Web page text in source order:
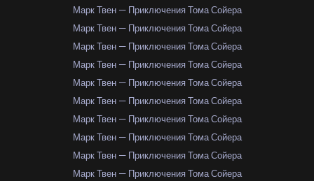
Марк Твен — Приключения Тома Сойера
Марк Твен — Приключения Тома Сойера
Марк Твен — Приключения Тома Сойера
Марк Твен — Приключения Тома Сойера
Марк Твен — Приключения Тома Сойера
Марк Твен — Приключения Тома Сойера
Марк Твен — Приключения Тома Сойера
Марк Твен — Приключения Тома Сойера
Марк Твен — Приключения Тома Сойера
Марк Твен — Приключения Тома Сойера